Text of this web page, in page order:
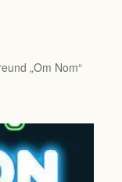
„Om Nom“